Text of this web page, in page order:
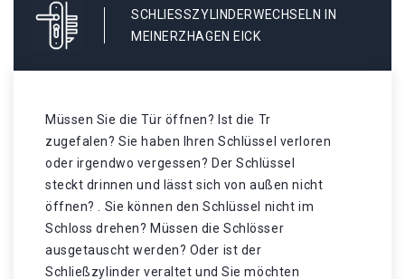
SCHLIESSZYLINDERWECHSELN IN M
EINERZHAGEN EICK
Müssen Sie die Tür öffnen? Ist die Tr
zugefalen? Sie haben Ihren Schlüssel verloren
oder irgendwo vergessen? Der Schlüssel
steckt drinnen und lässt sich von außen nicht
öffnen? . Sie können den Schlüssel nicht im
Schloss drehen? Müssen die Schlösser
ausgetauscht werden? Oder ist der
Schließzylinder veraltet und Sie möchten